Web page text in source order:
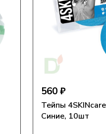
560 ₽
Тейпы
Синие, 10шт